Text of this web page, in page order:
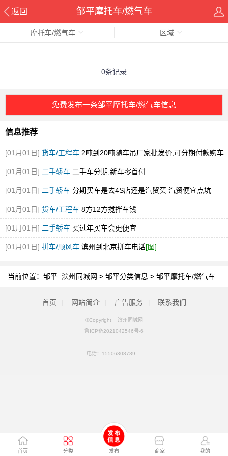
返回 邹平摩托车/燃气车
首页 分类 发布 商家 我的
摩托车/燃气车 区域
0条记录
免费发布一条邹平摩托车/燃气车信息
信息推荐
[01月01日] 货车/工程车 2吨到20吨随车吊厂家批发价,可分期付款购车
[图]
[01月01日] 二手轿车 二手车分期,新车零首付
[01月01日] 二手轿车 分期买车是去4S店还是汽贸买 汽贸便宜点坑
[01月01日] 货车/工程车 8方12方搅拌车钱
[01月01日] 二手轿车 买过年买车会更便宜
[01月01日] 拼车/顺风车 滨州到北京拼车电话[图]
当前位置： 邹平 滨州同城网 > 邹平分类信息 > 邹平摩托车/燃气车
首页 网站简介 广告服务 联系我们
©Copyright 滨州同城网
鲁ICP备2021042546号-6
电话： 15506308789